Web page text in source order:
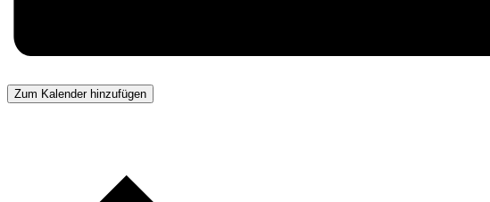
Zum Kalender hinzufügen